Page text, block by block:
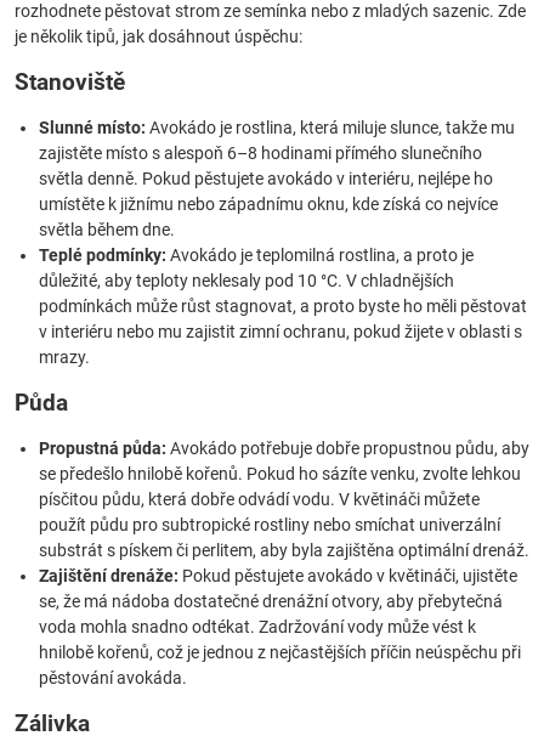
rozhodnete pěstovat strom ze semínka nebo z mladých sazenic. Zde
je několik tipů, jak dosáhnout úspěchu:
Stanoviště
Slunné místo: Avokádo je rostlina, která miluje slunce, takže mu
zajistěte místo s alespoň 6–8 hodinami přímého slunečního
světla denně. Pokud pěstujete avokádo v interiéru, nejlépe ho
umístěte k jižnímu nebo západnímu oknu, kde získá co nejvíce
světla během dne.
Teplé podmínky: Avokádo je teplomilná rostlina, a proto je
důležité, aby teploty neklesaly pod 10 °C. V chladnějších
podmínkách může růst stagnovat, a proto byste ho měli pěstovat
v interiéru nebo mu zajistit zimní ochranu, pokud žijete v oblasti s
mrazy.
Půda
Propustná půda: Avokádo potřebuje dobře propustnou půdu, aby
se předešlo hnilobě kořenů. Pokud ho sázíte venku, zvolte lehkou
písčitou půdu, která dobře odvádí vodu. V květináči můžete
použít půdu pro subtropické rostliny nebo smíchat univerzální
substrát s pískem či perlitem, aby byla zajištěna optimální drenáž.
Zajištění drenáže: Pokud pěstujete avokádo v květináči, ujistěte
se, že má nádoba dostatečné drenážní otvory, aby přebytečná
voda mohla snadno odtékat. Zadržování vody může vést k
hnilobě kořenů, což je jednou z nejčastějších příčin neúspěchu při
pěstování avokáda.
Zálivka